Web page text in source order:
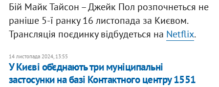
Бій Майк Тайсон – Джейк Пол розпочнеться не
раніше 5-ї ранку 16 листопада за Києвом.
Трансляція поєдинку відбудеться на Netflix.
14 листопада 2024, 13:55
У Києві об’єднають три муніципальні
застосунки на базі Контактного центру 1551